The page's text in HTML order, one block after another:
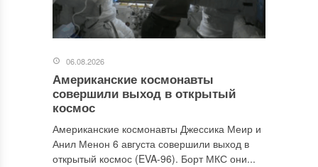
06.08.2026
Американские космонавты
совершили выход в открытый
космос
Американские космонавты Джессика Меир и
Анил Менон 6 августа совершили выход в
открытый космос (EVA-96). Борт МКС они...